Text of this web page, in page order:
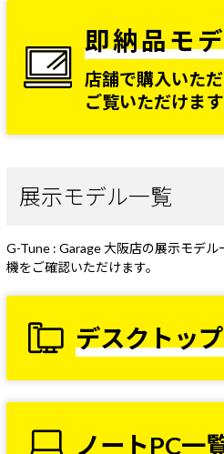
即納品モ
店舗で購入いた
ご覧いただけます
展示モデル一覧
G-Tune : Garage 大阪店の展示モデ
機をご確認いただけます。
デスクトッ
ノートPC一